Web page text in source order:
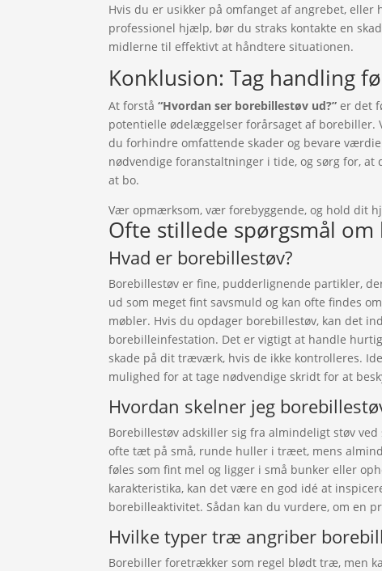
Hvis du er usikker på omfanget af angrebet,
professionel hjælp, bør du straks kontakte en
midlerne til effektivt at håndtere situationen.
Konklusion: Tag handling
At forstå“Hvordan ser borebillestøv ud?” er det
potentielle ødelæggelser forårsaget af
du forhindre omfattende skader og bevare
nødvendige foranstaltninger i tide, og sørg for,
at bo.
Vær opmærksom, vær forebyggende, og hold dit
Ofte stillede spørgsmål
Hvad er borebillestøv?
Borebillestøv er fine, pudderlignende partikler,
ud som meget fint savsmuld og kan ofte findes
møbler. Hvis du opdager borebillestøv, kan det
borebilleinfestation. Det er vigtigt at handle
skade på dit træværk, hvis de ikke kontrolleres.
mulighed for at tage nødvendige skridt for at
Hvordan skelner jeg
Borebillestøv adskiller sig fra almindeligt støv
ofte tæt på små, runde huller i træet, mens
føles som fint mel og ligger i små bunker eller
karakteristika, kan det være en god idé at
borebilleaktivitet. Sådan kan du vurdere, om en
Hvilke typer træ angriber
Borebiller foretrækker som regel blødt træ, men